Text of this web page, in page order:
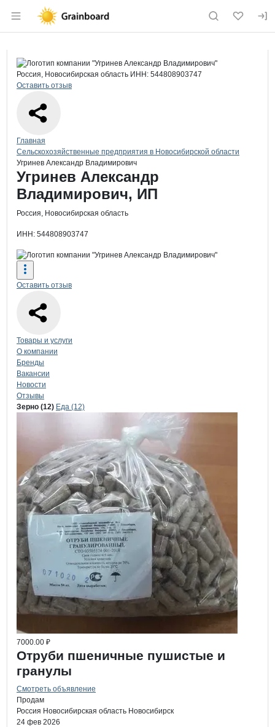
Раздел навигации по сайту
Страница компании
Страница компанииУгринев Александр Владимирович, ИП
Краткая информация о компании
Россия, Новосибирская область ИНН: 544808903747
Оставить отзыв
Навигация по сайту
Главная
Сельскохозяйственные предприятия в Новосибирской области
Угринев Александр Владимирович
Основная информация о компании
Угринев Александр
Владимирович, ИП
Россия, Новосибирская область
ИНН: 544808903747
Оставить отзыв
Навигация по странице
Товары и услуги
О компании
Бренды
Вакансии
Новости
Отзывы
Продукция Угринев Александр
Навигация по продуктам
Зерно (12) Еда (12)
7000.00 ₽
Отруби пшеничные пушистые и
гранулы
Смотреть объявление
Продам
Россия Новосибирская область Новосибирск
24 фев 2026